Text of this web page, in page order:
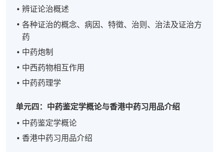
辨证论治概述
各种证治的概念、病因、特徵、治则、治法及证治方
药
中药炮制
中西药物相互作用
中药药理学
单元四：中药鉴定学概论与香港中药习用品介绍
中药鉴定学概论
香港中药习用品介绍